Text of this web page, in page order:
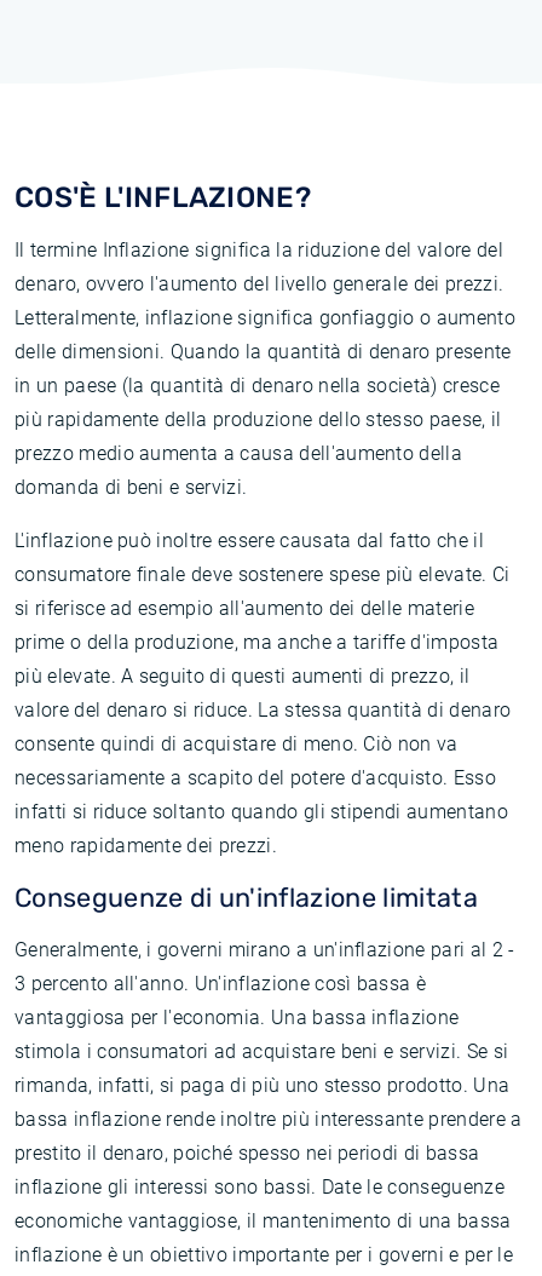
COS'È L'INFLAZIONE?
Il termine Inflazione significa la riduzione del valore del
denaro, ovvero l'aumento del livello generale dei prezzi.
Letteralmente, inflazione significa gonfiaggio o aumento
delle dimensioni. Quando la quantità di denaro presente
in un paese (la quantità di denaro nella società) cresce
più rapidamente della produzione dello stesso paese, il
prezzo medio aumenta a causa dell'aumento della
domanda di beni e servizi.
L'inflazione può inoltre essere causata dal fatto che il
consumatore finale deve sostenere spese più elevate. Ci
si riferisce ad esempio all'aumento dei delle materie
prime o della produzione, ma anche a tariffe d'imposta
più elevate. A seguito di questi aumenti di prezzo, il
valore del denaro si riduce. La stessa quantità di denaro
consente quindi di acquistare di meno. Ciò non va
necessariamente a scapito del potere d'acquisto. Esso
infatti si riduce soltanto quando gli stipendi aumentano
meno rapidamente dei prezzi.
Conseguenze di un'inflazione limitata
Generalmente, i governi mirano a un'inflazione pari al 2 -
3 percento all'anno. Un'inflazione così bassa è
vantaggiosa per l'economia. Una bassa inflazione
stimola i consumatori ad acquistare beni e servizi. Se si
rimanda, infatti, si paga di più uno stesso prodotto. Una
bassa inflazione rende inoltre più interessante prendere a
prestito il denaro, poiché spesso nei periodi di bassa
inflazione gli interessi sono bassi. Date le conseguenze
economiche vantaggiose, il mantenimento di una bassa
inflazione è un obiettivo importante per i governi e per le